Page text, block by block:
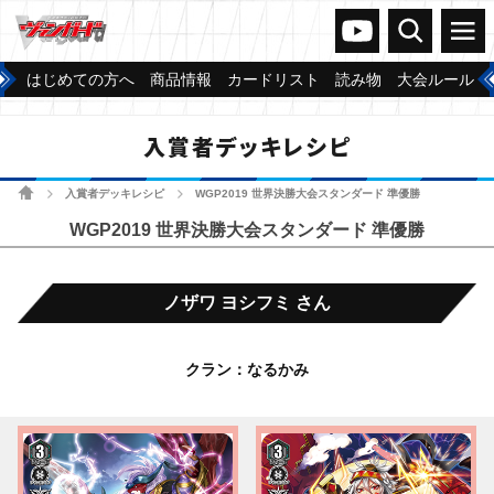
ヴァンガードch
検索 メニュー
はじめての方へ 商品情報 カードリスト 読み物 大会ルール
入賞者デッキレシピ
ホーム 入賞者デッキレシピ WGP2019 世界決勝大会スタンダード 準優勝
WGP2019 世界決勝大会スタンダード 準優勝
ノザワ ヨシフミ さん
クラン：なるかみ